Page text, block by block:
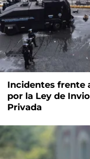
Incidentes frente
por la Ley de
Privada